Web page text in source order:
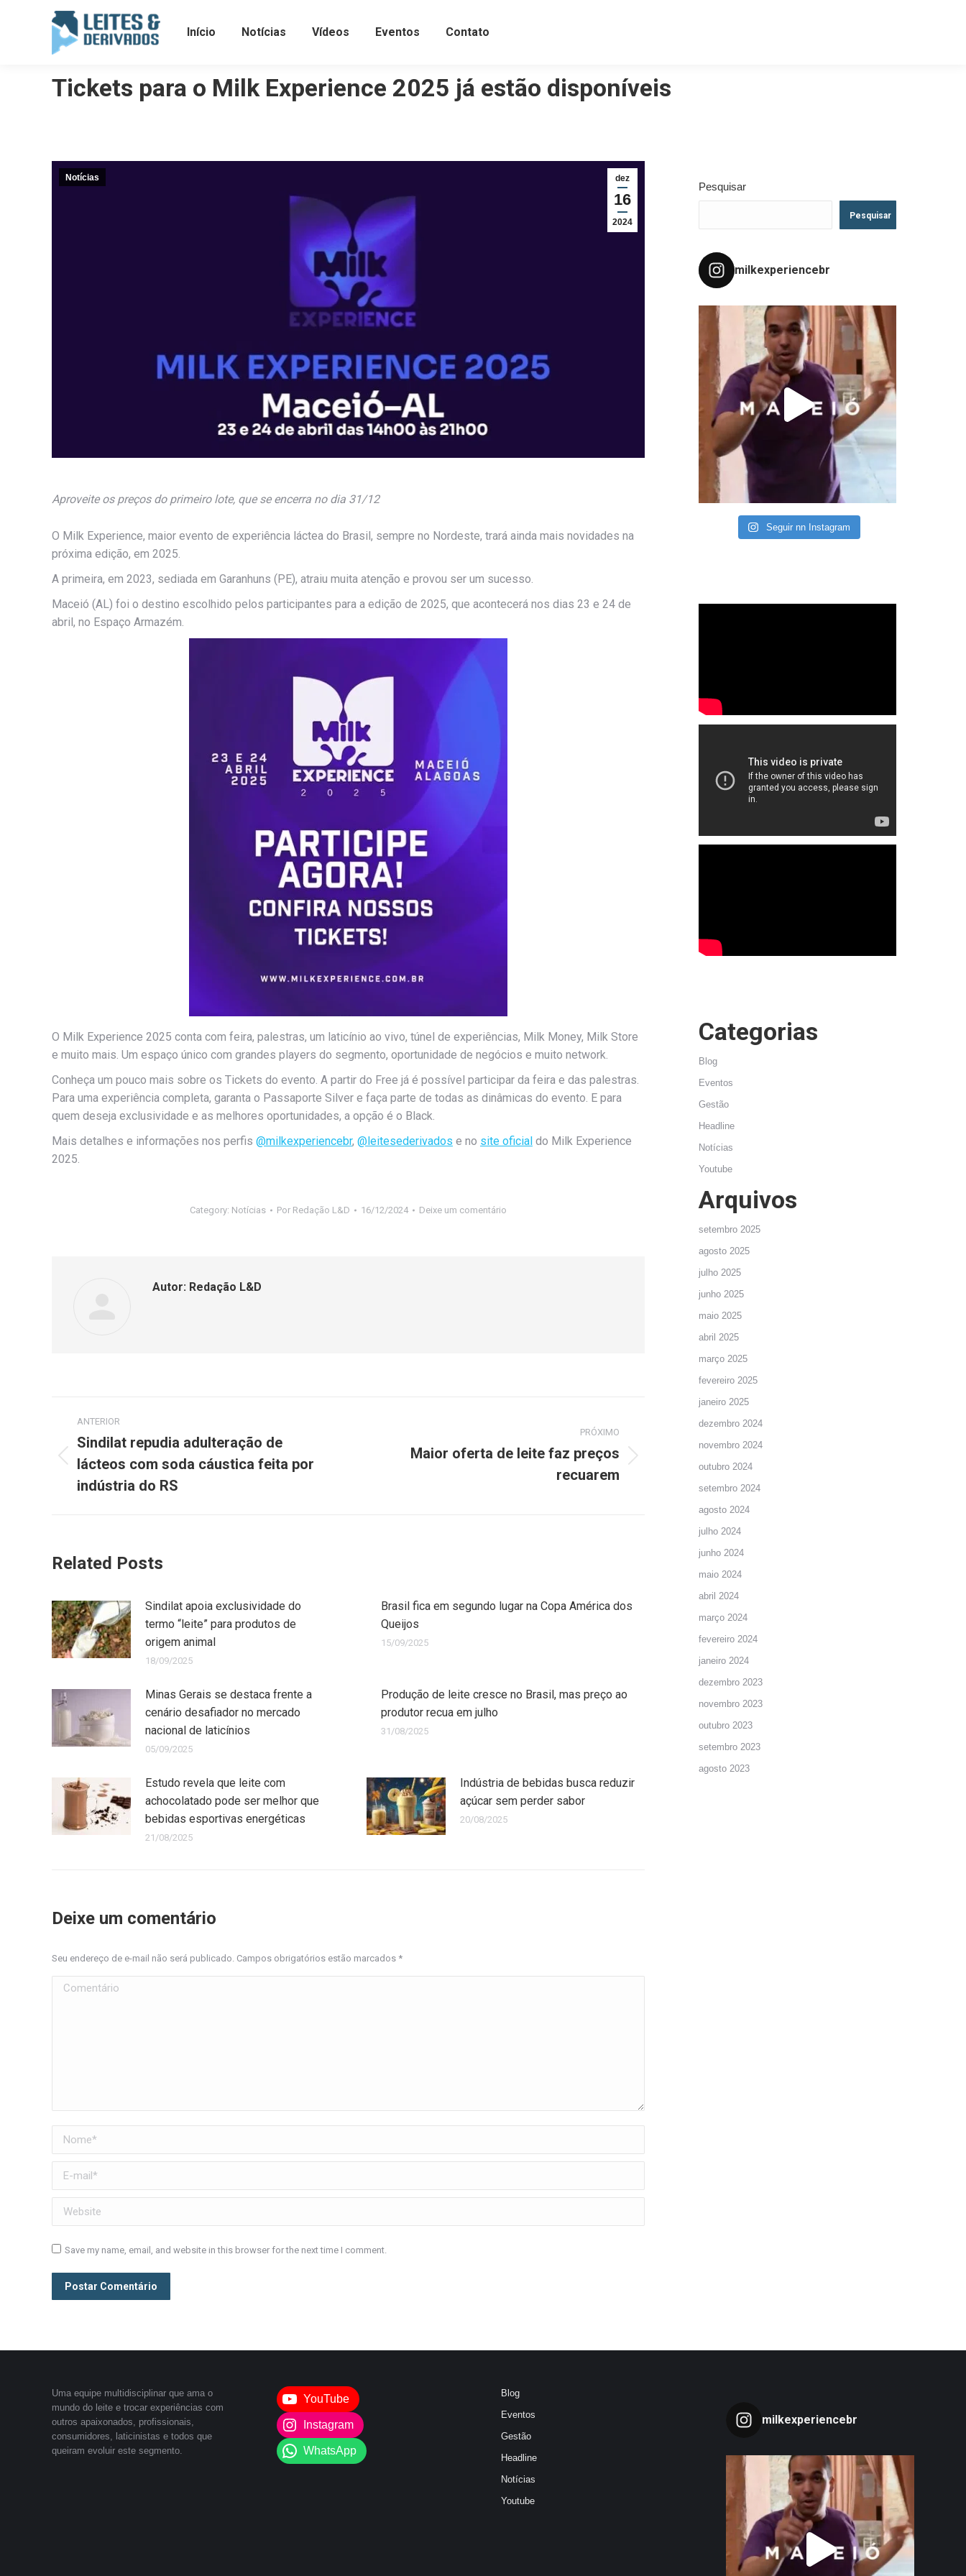
Início Notícias Vídeos Eventos Contato
Tickets para o Milk Experience 2025 já estão disponíveis
dez
16
2024
Notícias
Aproveite os preços do primeiro lote, que se encerra no dia 31/12
O Milk Experience, maior evento de experiência láctea do Brasil, sempre no Nordeste, trará ainda mais novidades na
próxima edição, em 2025.
A primeira, em 2023, sediada em Garanhuns (PE), atraiu muita atenção e provou ser um sucesso.
Maceió (AL) foi o destino escolhido pelos participantes para a edição de 2025, que acontecerá nos dias 23 e 24 de
abril, no Espaço Armazém.
O Milk Experience 2025 conta com feira, palestras, um laticínio ao vivo, túnel de experiências, Milk Money, Milk Store
e muito mais. Um espaço único com grandes players do segmento, oportunidade de negócios e muito network.
Conheça um pouco mais sobre os Tickets do evento. A partir do Free já é possível participar da feira e das palestras.
Para uma experiência completa, garanta o Passaporte Silver e faça parte de todas as dinâmicas do evento. E para
quem deseja exclusividade e as melhores oportunidades, a opção é o Black.
Mais detalhes e informações nos perfis @milkexperiencebr, @leitesederivados e no site oficial do Milk Experience
2025.
Category: Notícias Por Redação L&D 16/12/2024 Deixe um comentário
Autor: Redação L&D
ANTERIOR
Sindilat repudia adulteração de
lácteos com soda cáustica feita por
indústria do RS
PRÓXIMO
Maior oferta de leite faz preços
recuarem
Related Posts
Sindilat apoia exclusividade do
termo “leite” para produtos de
origem animal
18/09/2025
Brasil fica em segundo lugar na Copa América dos
Queijos
15/09/2025
Minas Gerais se destaca frente a
cenário desafiador no mercado
nacional de laticínios
05/09/2025
Produção de leite cresce no Brasil, mas preço ao
produtor recua em julho
31/08/2025
Estudo revela que leite com
achocolatado pode ser melhor que
bebidas esportivas energéticas
21/08/2025
Indústria de bebidas busca reduzir
açúcar sem perder sabor
20/08/2025
Deixe um comentário
Seu endereço de e-mail não será publicado. Campos obrigatórios estão marcados *
Comentário
Nome *
E-mail *
Website
Save my name, email, and website in this browser for the next time I comment.
Postar Comentário
Pesquisar
Pesquisar
milkexperiencebr
Seguir nn Instagram
Categorias
Blog
Eventos
Gestão
Headline
Notícias
Youtube
Arquivos
setembro 2025
agosto 2025
julho 2025
junho 2025
maio 2025
abril 2025
março 2025
fevereiro 2025
janeiro 2025
dezembro 2024
novembro 2024
outubro 2024
setembro 2024
agosto 2024
julho 2024
junho 2024
maio 2024
abril 2024
março 2024
fevereiro 2024
janeiro 2024
dezembro 2023
novembro 2023
outubro 2023
setembro 2023
agosto 2023
Uma equipe multidisciplinar que ama o
mundo do leite e trocar experiências com
outros apaixonados, profissionais,
consumidores, laticinistas e todos que
queiram evoluir este segmento.
YouTube
Instagram
WhatsApp
Blog
Eventos
Gestão
Headline
Notícias
Youtube
milkexperiencebr